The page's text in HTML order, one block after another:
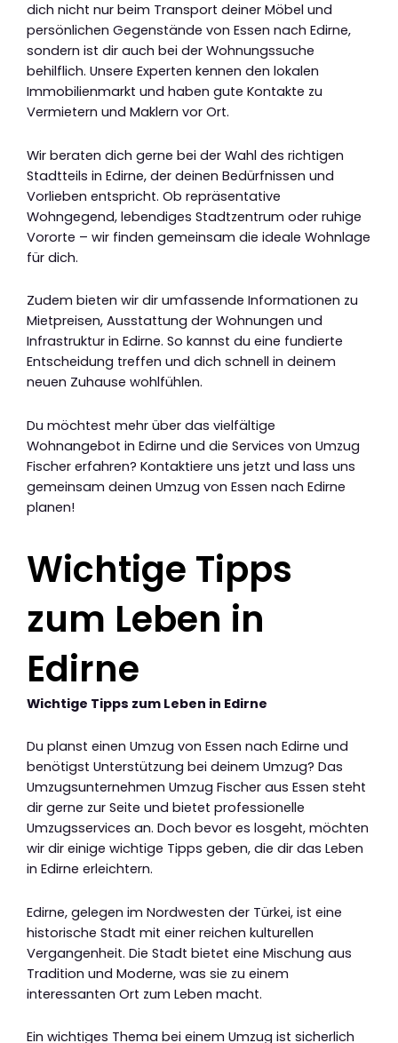
dich nicht nur beim Transport deiner Möbel und
persönlichen Gegenstände von Essen nach Edirne,
sondern ist dir auch bei der Wohnungssuche
behilflich. Unsere Experten kennen den lokalen
Immobilienmarkt und haben gute Kontakte zu
Vermietern und Maklern vor Ort.
Wir beraten dich gerne bei der Wahl des richtigen
Stadtteils in Edirne, der deinen Bedürfnissen und
Vorlieben entspricht. Ob repräsentative
Wohngegend, lebendiges Stadtzentrum oder ruhige
Vororte – wir finden gemeinsam die ideale Wohnlage
für dich.
Zudem bieten wir dir umfassende Informationen zu
Mietpreisen, Ausstattung der Wohnungen und
Infrastruktur in Edirne. So kannst du eine fundierte
Entscheidung treffen und dich schnell in deinem
neuen Zuhause wohlfühlen.
Du möchtest mehr über das vielfältige
Wohnangebot in Edirne und die Services von Umzug
Fischer erfahren? Kontaktiere uns jetzt und lass uns
gemeinsam deinen Umzug von Essen nach Edirne
planen!
Wichtige Tipps
zum Leben in
Edirne
Wichtige Tipps zum Leben in Edirne
Du planst einen Umzug von Essen nach Edirne und
benötigst Unterstützung bei deinem Umzug? Das
Umzugsunternehmen Umzug Fischer aus Essen steht
dir gerne zur Seite und bietet professionelle
Umzugsservices an. Doch bevor es losgeht, möchten
wir dir einige wichtige Tipps geben, die dir das Leben
in Edirne erleichtern.
Edirne, gelegen im Nordwesten der Türkei, ist eine
historische Stadt mit einer reichen kulturellen
Vergangenheit. Die Stadt bietet eine Mischung aus
Tradition und Moderne, was sie zu einem
interessanten Ort zum Leben macht.
Ein wichtiges Thema bei einem Umzug ist sicherlich